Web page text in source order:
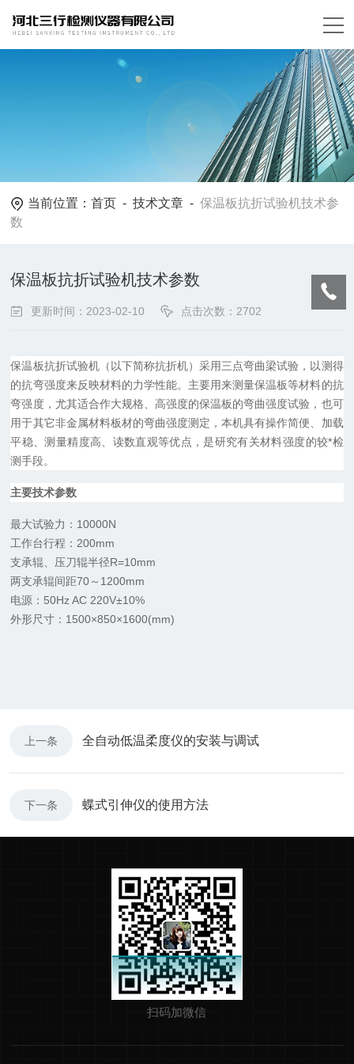
当前位置：首页 -技术文章 -保温板抗折试验机技术参
数
保温板抗折试验机技术参数
更新时间：2023-02-10 点击次数：2702
保温板抗折试验机（以下简称抗折机）采用三点弯曲梁试验，以测得
的抗弯强度来反映材料的力学性能。主要用来测量保温板等材料的抗
弯强度，尤其适合作大规格、高强度的保温板的弯曲强度试验，也可
用于其它非金属材料板材的弯曲强度测定，本机具有操作简便、加载
平稳、测量精度高、读数直观等优点，是研究有关材料强度的较*检
测手段。
主要技术参数
最大试验力： 10000N
工作台行程： 200mm
支承辊、压刀辊半径R=10mm
两支承辊间距70～ 1200mm
电源： 50Hz AC 220V±10%
外形尺寸： 1500×850×1600(mm)
上一条 全自动低温柔度仪的安装与调试
下一条 蝶式引伸仪的使用方法
扫码加微信